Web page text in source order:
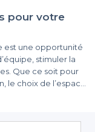
pour votre
est une opportunité
stimuler la
Que ce soit pour
le choix de l’espace
pittoresques
optimales.
Simplifié